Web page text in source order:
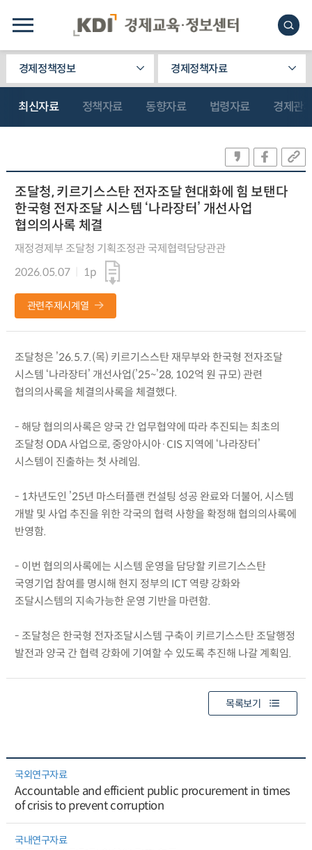
경제정책정보 경제정책자료
최신자료 정책자료 동향자료 법령자료 경제관
조달청, 키르기스스탄 전자조달 현대화에 힘 보탠다
한국형 전자조달 시스템 ‘나라장터’ 개선사업
협의의사록 체결
재정경제부 조달청 기획조정관 국제협력담당관관
2026.05.07
1p
관련주제시계열
조달청은 ’26.5.7.(목) 키르기스스탄 재무부와 한국형 전자조달
시스템 ‘나라장터’ 개선사업(’25~’28, 102억 원 규모) 관련
협의의사록을 체결의사록을 체결했다.
- 해당 협의의사록은 양국 간 업무협약에 따라 추진되는 최초의
조달청 ODA 사업으로, 중앙아시아·CIS 지역에 ‘나라장터’
시스템이 진출하는 첫 사례임.
- 1차년도인 ’25년 마스터플랜 컨설팅 성공 완료와 더불어, 시스템
개발 및 사업 추진을 위한 각국의 협력 사항을 확정해 협의의사록에
반영함.
- 이번 협의의사록에는 시스템 운영을 담당할 키르기스스탄
국영기업 참여를 명시해 현지 정부의 ICT 역량 강화와
조달시스템의 지속가능한 운영 기반을 마련함.
- 조달청은 한국형 전자조달시스템 구축이 키르기스스탄 조달행정
발전과 양국 간 협력 강화에 기여할 수 있도록 추진해 나갈 계획임.
목록보기
국외연구자료
Accountable and efficient public procurement in times
of crisis to prevent corruption
국내연구자료